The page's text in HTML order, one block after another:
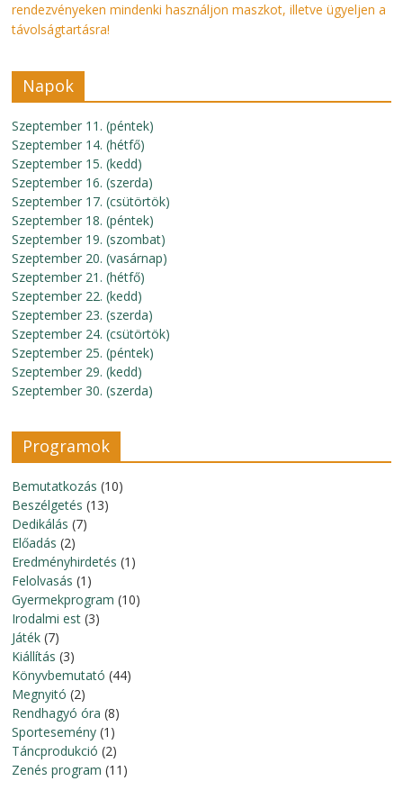
rendezvényeken mindenki használjon maszkot, illetve ügyeljen a
távolságtartásra!
Napok
Szeptember 11. (péntek)
Szeptember 14. (hétfő)
Szeptember 15. (kedd)
Szeptember 16. (szerda)
Szeptember 17. (csütörtök)
Szeptember 18. (péntek)
Szeptember 19. (szombat)
Szeptember 20. (vasárnap)
Szeptember 21. (hétfő)
Szeptember 22. (kedd)
Szeptember 23. (szerda)
Szeptember 24. (csütörtök)
Szeptember 25. (péntek)
Szeptember 29. (kedd)
Szeptember 30. (szerda)
Programok
Bemutatkozás (10)
Beszélgetés (13)
Dedikálás (7)
Előadás (2)
Eredményhirdetés (1)
Felolvasás (1)
Gyermekprogram (10)
Irodalmi est (3)
Játék (7)
Kiállítás (3)
Könyvbemutató (44)
Megnyitó (2)
Rendhagyó óra (8)
Sportesemény (1)
Táncprodukció (2)
Zenés program (11)